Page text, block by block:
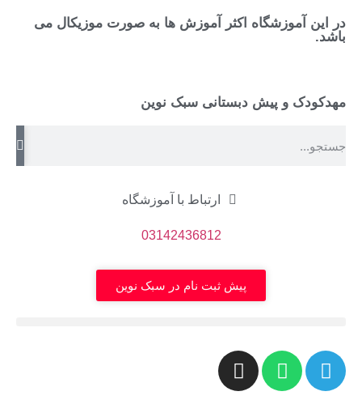
در این آموزشگاه اکثر آموزش ها به صورت موزیکال می
باشد.
مهدکودک و پیش دبستانی سبک نوین
ارتباط با آموزشگاه
03142436812
پیش ثبت نام در سبک نوین